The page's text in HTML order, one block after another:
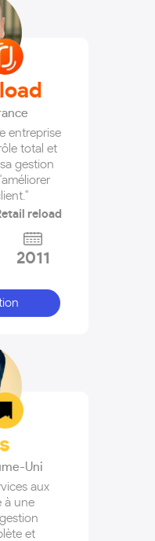
entreprise
total et
gestion
reload
2011
Uni
aux
à une
et